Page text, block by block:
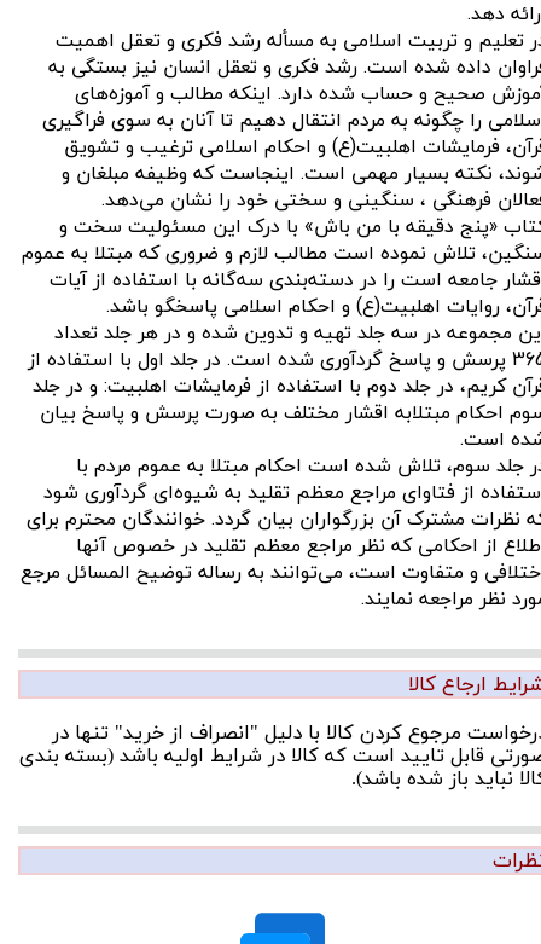
دهد.
تعلیم و تربیت اسلامی به مسأله رشد فکری و تعقل اهمیت
داده شده است. رشد فکری و تعقل انسان نیز بستگی به
صحیح و حساب شده دارد. اینکه مطالب و آموزه‌های
را چگونه به مردم انتقال دهیم تا آنان به سوی فراگیری
فرمایشات اهلبیت(ع) و احکام اسلامی ترغیب و تشویق
نکته بسیار مهمی است. اینجاست که وظیفه مبلغان و
فرهنگی ، سنگینی و سختی خود را نشان می‌دهد.
«پنج دقیقه با من باش» با درک این مسئولیت سخت و
تلاش نموده است مطالب لازم و ضروری که مبتلا به عموم
جامعه است را در دسته‌بندی سه‌گانه با استفاده از آیات
روایات اهلبیت(ع) و احکام اسلامی پاسخگو باشد.
مجموعه در سه جلد تهیه و تدوین شده و در هر جلد تعداد
365 پرسش و پاسخ گردآوری شده است. در جلد اول با استفاده از
کریم، در جلد دوم با استفاده از فرمایشات اهلبیت: و در جلد
احکام مبتلابه اقشار مختلف به صورت پرسش و پاسخ بیان
است.
جلد سوم، تلاش شده است احکام مبتلا به عموم مردم با
از فتاوای مراجع معظم تقلید به شیوه‌ای گردآوری شود
نظرات مشترک آن بزرگواران بیان گردد. خوانندگان محترم برای
از احکامی که نظر مراجع معظم تقلید در خصوص آنها
و متفاوت است، می‌توانند به رساله توضیح المسائل مرجع
نظر مراجعه نمایند.
ارجاع کالا
مرجوع کردن کالا با دلیل "انصراف از خرید" تنها در
قابل تایید است که کالا در شرایط اولیه باشد (بسته بندی
نباید باز شده باشد).